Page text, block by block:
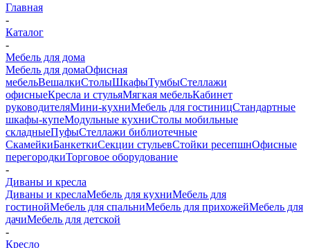
Главная
-
Каталог
-
Мебель для дома
Мебель для домаОфисная
мебельВешалкиСтолыШкафыТумбыСтеллажи
офисныеКресла и стульяМягкая мебельКабинет
руководителяМини-кухниМебель для гостиницСтандартные
шкафы-купеМодульные кухниСтолы мобильные
складныеПуфыСтеллажи библиотечные
СкамейкиБанкеткиСекции стульевСтойки ресепшнОфисные
перегородкиТорговое оборудование
-
Диваны и кресла
Диваны и креслаМебель для кухниМебель для
гостинойМебель для спальниМебель для прихожейМебель для
дачиМебель для детской
-
Кресло